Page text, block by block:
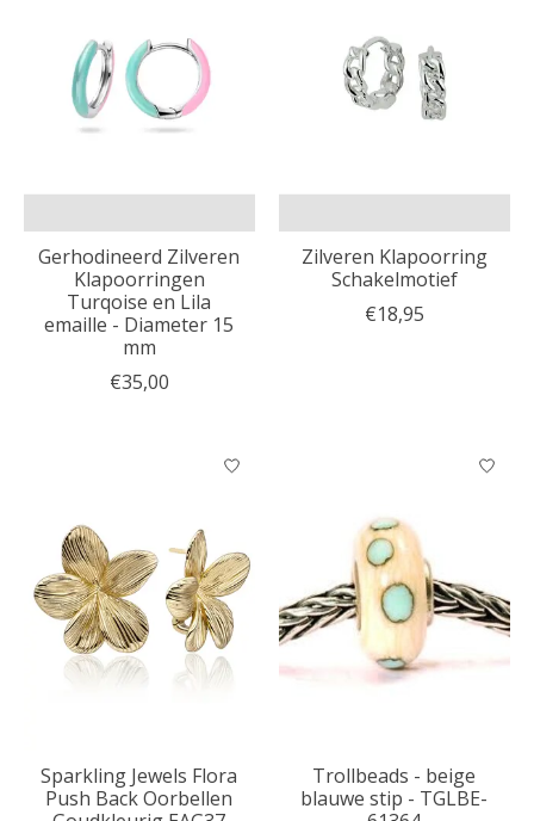
Gerhodineerd Zilveren
Klapoorringen
Turqoise en Lila
emaille - Diameter 15
mm
€35,00
Zilveren Klapoorring
Schakelmotief
€18,95
Sparkling Jewels Flora
Push Back Oorbellen
Trollbeads - beige
blauwe stip - TGLBE-